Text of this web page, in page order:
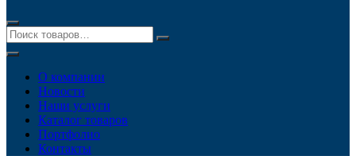
О компании
Новости
Наши услуги
Каталог товаров
Портфолио
Контакты